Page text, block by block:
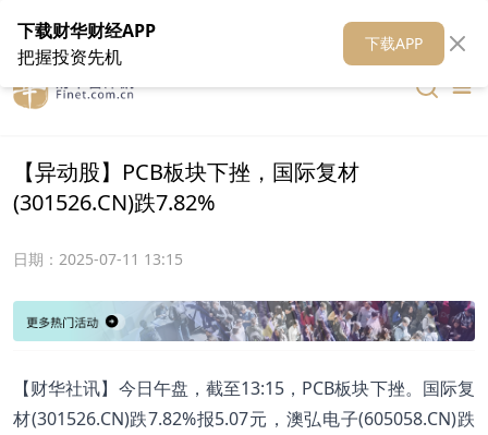
在线客服 关于我们 财华媒体矩阵 财华智库
【异动股】PCB板块下挫，国际复材
(301526.CN)跌7.82%
日期： 2025-07-11 13:15
【财华社讯】今日午盘，截至13:15，PCB板块下挫。国际复
材(301526.CN)跌7.82%报5.07元，澳弘电子(605058.CN)跌
下载财华财经APP
把握投资先机
下载APP